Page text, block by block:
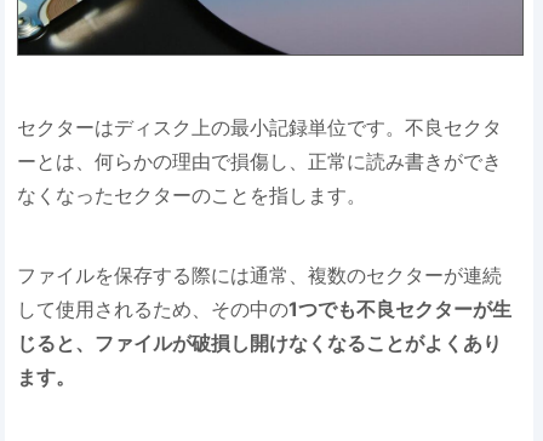
セクターはディスク上の最小記録単位です。不良セクタ
ーとは、何らかの理由で損傷し、正常に読み書きができ
なくなったセクターのことを指します。
ファイルを保存する際には通常、複数のセクターが連続
して使用されるため、その中の1つでも不良セクターが生
じると、ファイルが破損し開けなくなることがよくあり
ます。